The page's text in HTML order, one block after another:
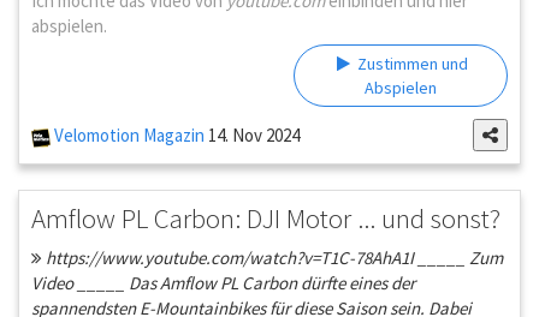
abspielen.
Zustimmen und
Abspielen
Velomotion Magazin 14. Nov 2024
Amflow PL Carbon: DJI Motor ... und sonst?
https://www.youtube.com/watch?v=T1C-78AhA1I _____ Zum
Video _____ Das Amflow PL Carbon dürfte eines der
spannendsten E-Mountainbikes für diese Saison sein. Dabei